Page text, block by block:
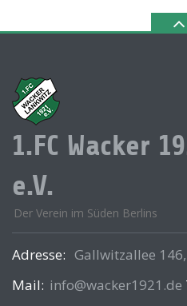
1.FC Wacker
e.V.
Der Verein im Süden Berlins
Adresse: Gallwitzallee
Mail: info@wacker1921.de